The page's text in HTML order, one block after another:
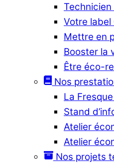
Technicien
Votre label
Mettre en
Booster la
Être éco-
Nos
La
Stand
Atelier
Atelier
Nos projets